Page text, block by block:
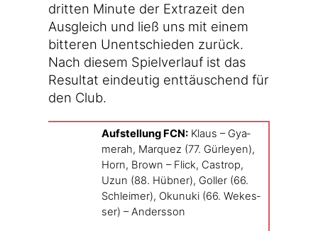
drit­ten Minu­te der Extra­zeit den
Aus­gleich und ließ uns mit einem
bit­te­ren Unent­schie­den zurück.
Nach die­sem Spiel­ver­lauf ist das
Resul­tat ein­deu­tig ent­täu­schend für
den Club.
Auf­stel­lung FCN: Klaus – Gya­
me­rah, Mar­quez (77. Gür­ley­en),
Horn, Brown – Flick, Cas­trop,
Uzun (88. Hüb­ner), Gol­ler (66.
Schlei­mer), Okunu­ki (66. Wekes­
ser) – Anders­son